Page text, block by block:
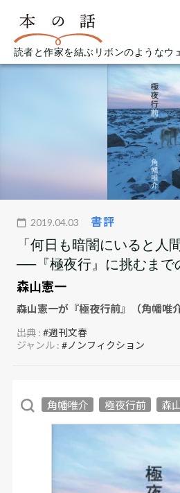
読者と作家を結ぶリボンのようなウ
2019.04.03 書評
「何日も暗闇にいると人
──『極夜行』に挑むまで
森山憲一
森山憲一が『極夜行前』（角幡唯
出典 :#週刊文春
ジャンル :#ノンフィクション
角幡唯介 極夜行前 森